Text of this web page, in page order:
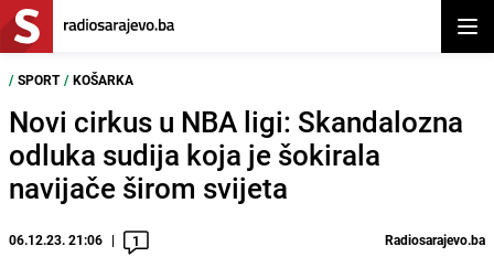
/ SPORT / KOŠARKA
Novi cirkus u NBA ligi: Skandalozna
odluka sudija koja je šokirala
navijače širom svijeta
06.12.23. 21:06 1 Radiosarajevo.ba